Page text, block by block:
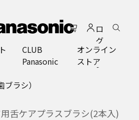
ロ
グ
イ
ン
CLUB
Panasonic
オンライン
ストア
ラシ）
舌ケアプラスブラシ(2本入)